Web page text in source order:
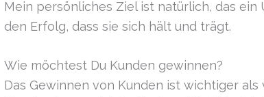
Mein persönliches Ziel ist natürlich, das
den Erfolg, dass sie sich hält und trägt.
Wie möchtest Du Kunden gewinnen?
Das Gewinnen von Kunden ist wichtiger